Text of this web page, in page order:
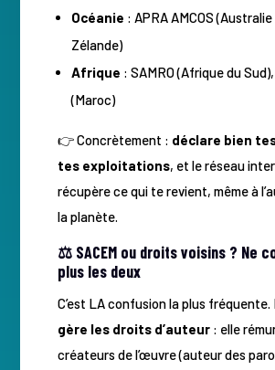
Océanie : APRA AMCOS
Zélande)
Afrique : SAMRO (Afrique du
(Maroc)
👉 Concrètement : déclare bien
tes exploitations, et le réseau
récupère ce qui te revient, même à
la planète.
⚖️ SACEM ou droits voisins ? Ne
plus les deux
C’est LA confusion la plus fréquente.
gère les droits d’auteur: elle
créateurs de l’œuvre (auteur des